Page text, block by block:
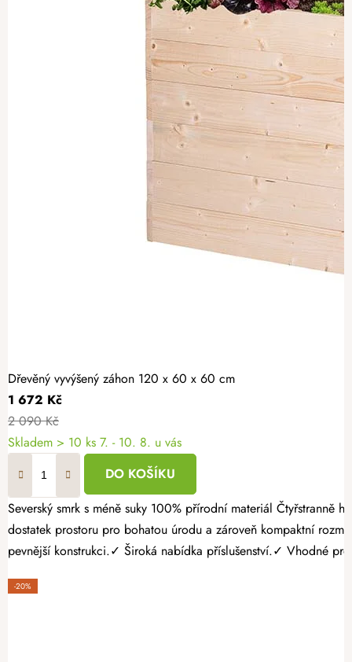
Dřevěný vyvýšený záhon 120 x 60 x 60 cm
1 672 Kč
2 090 Kč
Skladem > 10 ks 7. - 10. 8. u vás
DO KOŠÍKU
Severský smrk s méně suky 100% přírodní materiál Čtyřstranně hoblovaný masiv Pěstujte vlastní zeleninu, bylinky nebo jahody jednoduše a s radostí. Dřevěný vyvýšený záhon 120 × 60 × 60 cm nabízí
dostatek prostoru pro bohatou úrodu a zároveň kompaktní
pevnější konstrukci.✓ Široká nabídka příslušenství.✓ Vhodné
-20%